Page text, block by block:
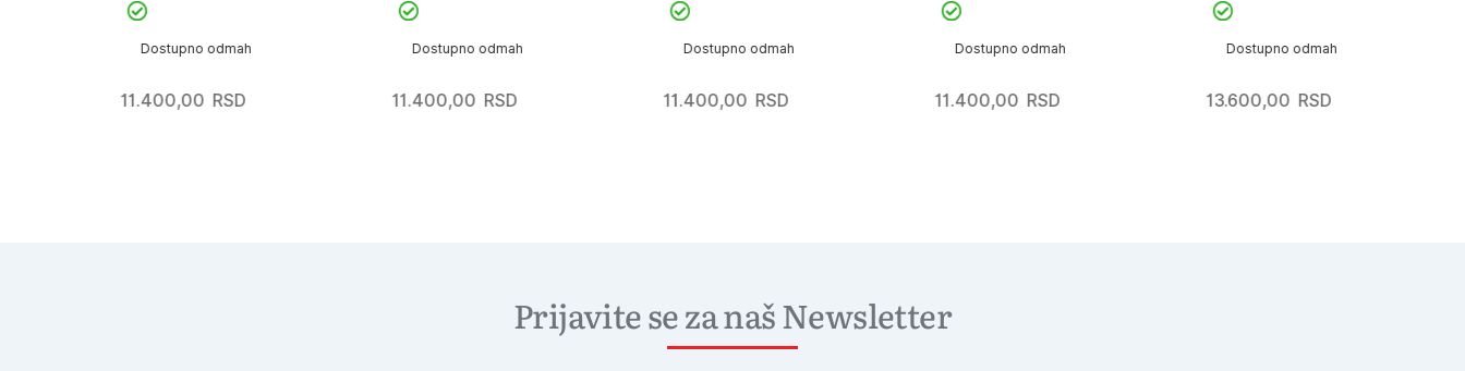
Dostupno odmah
11.400,00 RSD
Dostupno odmah
11.400,00 RSD
Dostupno odmah
11.400,00 RSD
Dostupno odmah
11.400,00 RSD
Dostupno odmah
13.600,00 RSD
Prijavite se za naš Newsletter